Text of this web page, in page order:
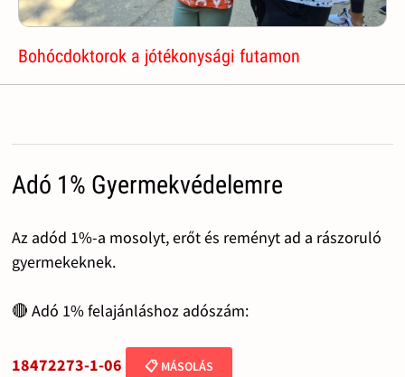
Bohócdoktorok a jótékonysági futamon
Adó 1% Gyermekvédelemre
Az adód 1%-a mosolyt, erőt és reményt ad a rászoruló
gyermekeknek.
🔴 Adó 1% felajánláshoz adószám:
18472273-1-06 📋 MÁSOLÁS